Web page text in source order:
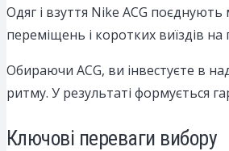
Одяг і взуття Nike ACG
переміщень і коротких виїздів
Обираючи ACG, ви інвестуєте в
ритму. У результаті формується
Ключові переваги вибору